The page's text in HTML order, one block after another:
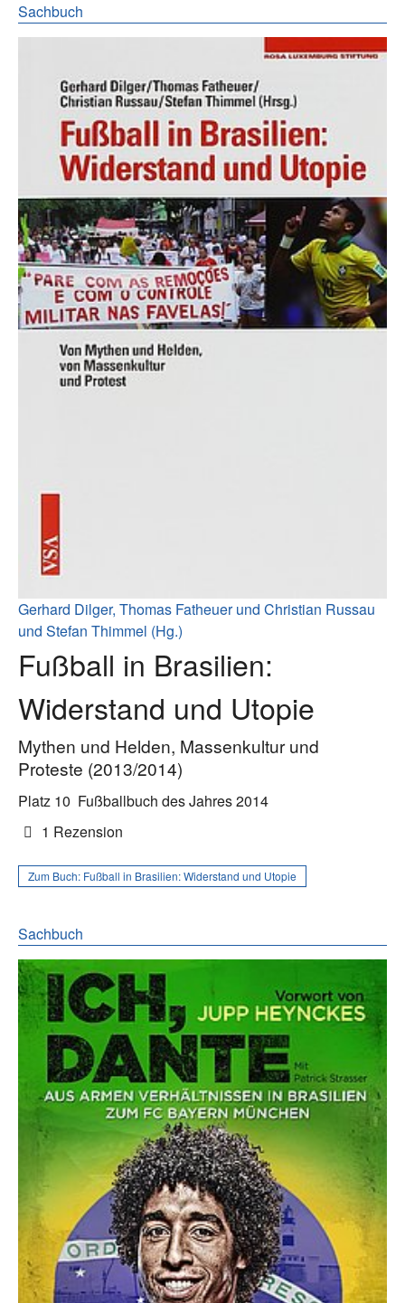
Sachbuch
Gerhard Dilger, Thomas Fatheuer und Christian Russau
und Stefan Thimmel (Hg.)
Fußball in Brasilien:
Widerstand und Utopie
Mythen und Helden, Massenkultur und
Proteste (2013/2014)
Platz 10 Fußballbuch des Jahres 2014
1 Rezension
Zum Buch: Fußball in Brasilien: Widerstand und Utopie
Sachbuch